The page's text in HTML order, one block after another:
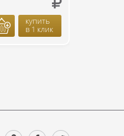
купить
в 1 клик